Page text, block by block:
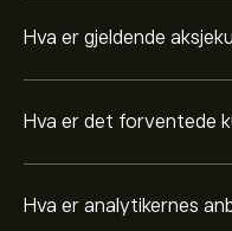
Hva er gjeldende
Hva er det forventede
Hva er analytikernes